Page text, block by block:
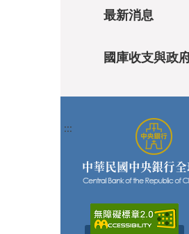
最新消息
國庫收支與政
:::